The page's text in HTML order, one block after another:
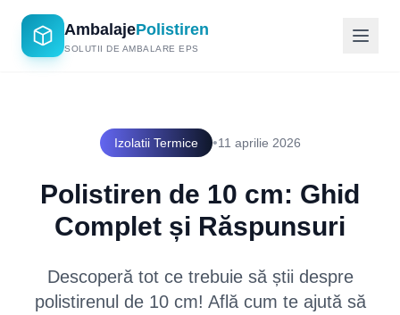
AmbalajePolistiren
SOLUTII DE AMBALARE EPS
Izolatii Termice •11 aprilie 2026
Polistiren de 10 cm: Ghid
Complet și Răspunsuri
Descoperă tot ce trebuie să știi despre
polistirenul de 10 cm! Află cum te ajută să